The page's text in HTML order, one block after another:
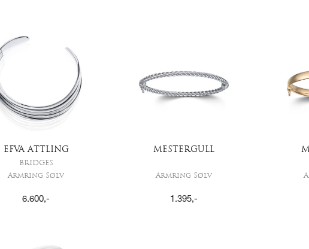
EFVA ATTLING
BRIDGES
Armring Sølv
6.600,-
MESTERGULL
Armring Sølv
1.395,-